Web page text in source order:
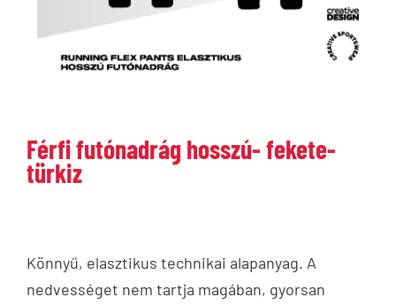
Férfi futónadrág hosszú- fekete-
türkiz
Könnyű, elasztikus technikai alapanyag. A
nedvességet nem tartja magában, gyorsan